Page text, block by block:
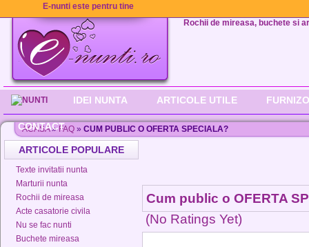
E-nunti este pentru tine
Rochii de mireasa, buchete si
IDEI NUNTA ARTICOLE UTILE
CONTACT
ACASA»FAQ » CUM PUBLIC O OFERTA SPECIALA?
ARTICOLE POPULARE
Texte invitatii nunta
Marturii nunta
Rochii de mireasa
Acte casatorie civila
Nu se fac nunti
Buchete mireasa
Cum public o OFERTA
(No Ratings Yet)